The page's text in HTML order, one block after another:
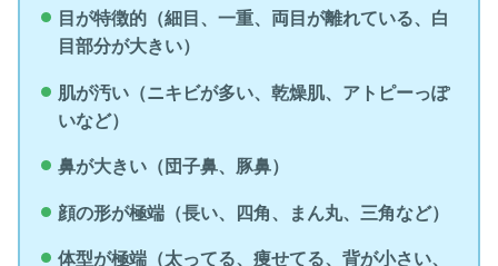
目が特徴的（細目、一重、両目が離れている、白
目部分が大きい）
肌が汚い（ニキビが多い、乾燥肌、アトピーっぽ
いなど）
鼻が大きい（団子鼻、豚鼻）
顔の形が極端（長い、四角、まん丸、三角など）
体型が極端（太ってる、痩せてる、背が小さい、